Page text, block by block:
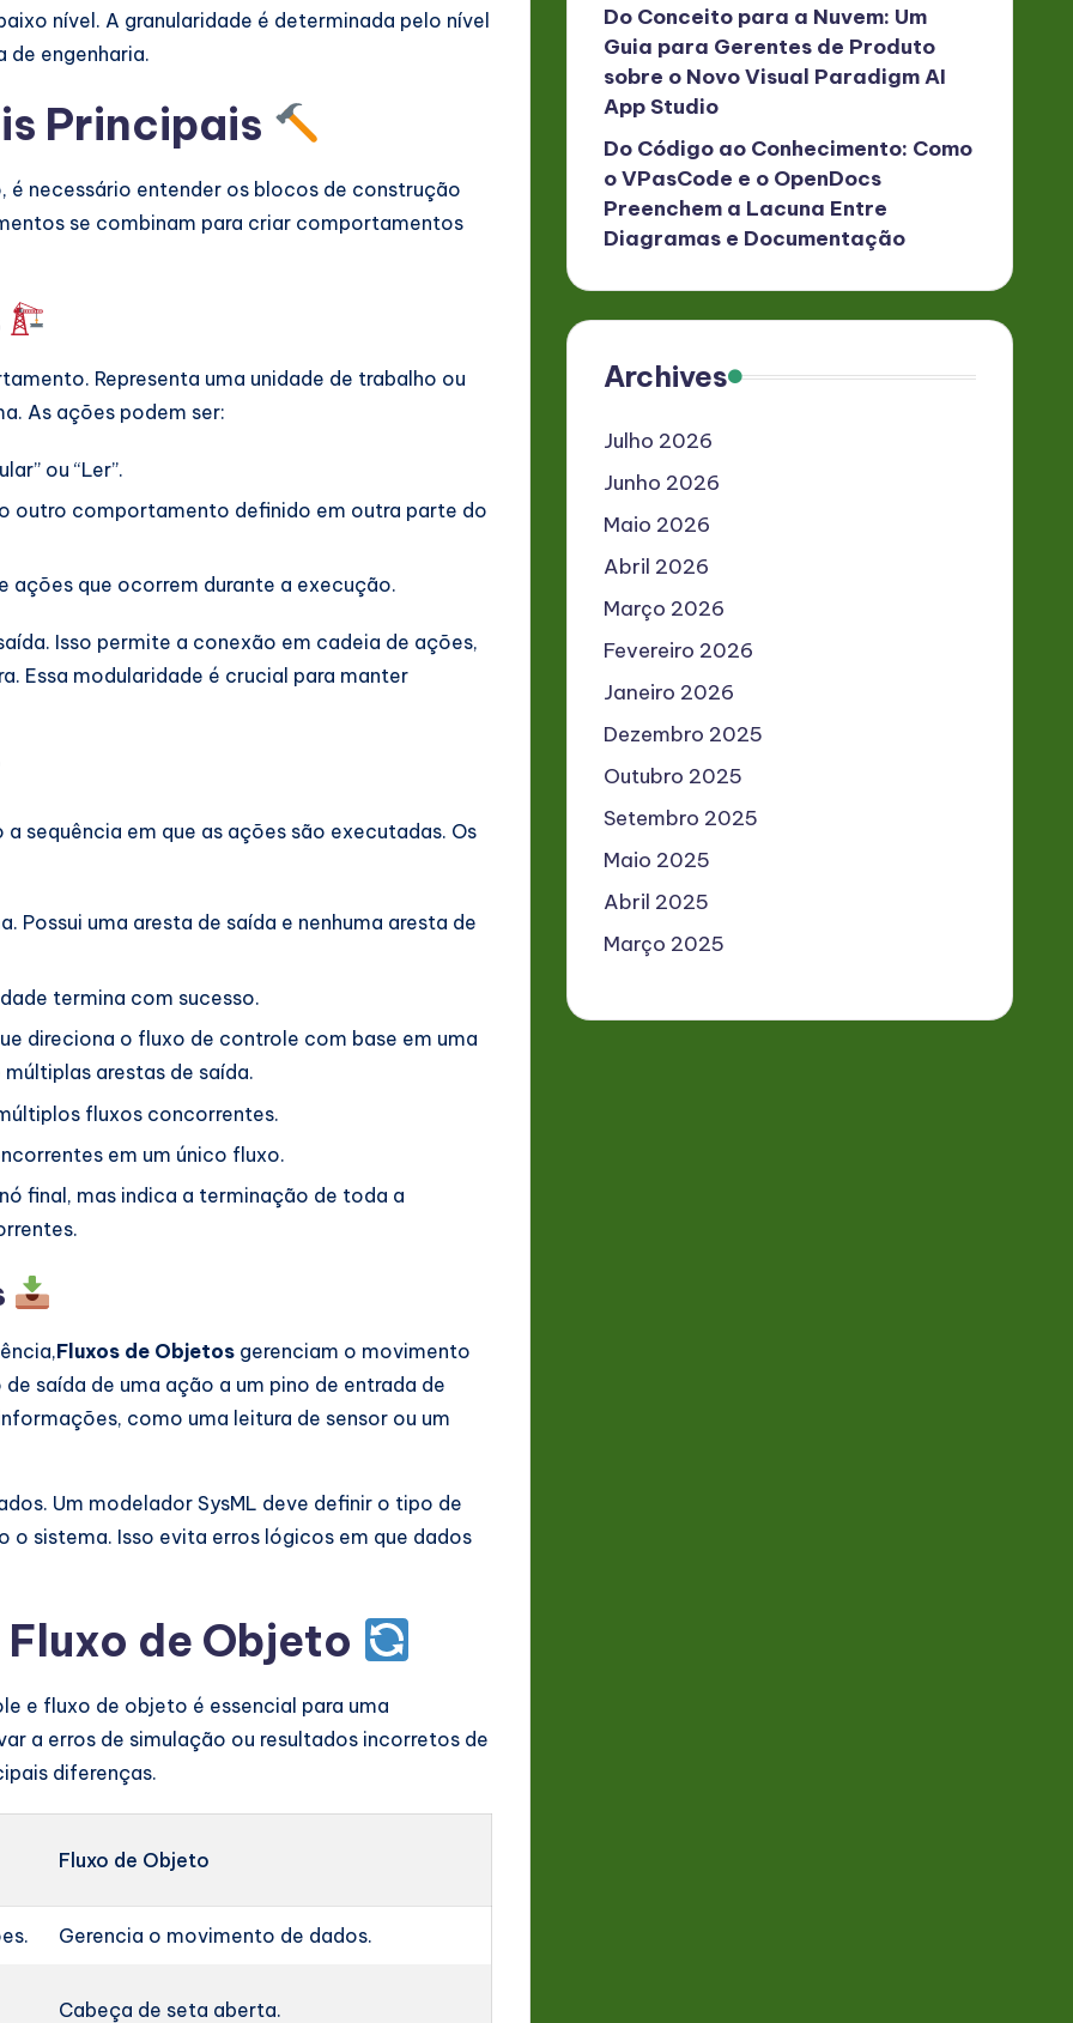
nível. A granularidade é determinada pelo nível
de engenharia.
Principais
é necessário entender os blocos de construção
se combinam para criar comportamentos
Representa uma unidade de trabalho ou
As ações podem ser:
ou “Ler”.
outro comportamento definido em outra parte do
ações que ocorrem durante a execução.
Isso permite a conexão em cadeia de ações,
Essa modularidade é crucial para manter
sequência em que as ações são executadas. Os
Possui uma aresta de saída e nenhuma aresta de
termina com sucesso.
direciona o fluxo de controle com base em uma
arestas de saída.
fluxos concorrentes.
em um único fluxo.
final, mas indica a terminação de toda a
Fluxos de Objetos gerenciam o movimento
saída de uma ação a um pino de entrada de
como uma leitura de sensor ou um
Um modelador SysML deve definir o tipo de
sistema. Isso evita erros lógicos em que dados
de Objeto
e fluxo de objeto é essencial para uma
a erros de simulação ou resultados incorretos de
diferenças.
Fluxo de Objeto
Gerencia o movimento de dados.
Cabeça de seta aberta.
Do Conceito para a Nuvem: Um
Guia para Gerentes de Produto
sobre o Novo Visual Paradigm AI
App Studio
Do Código ao Conhecimento: Como
o VPasCode e o OpenDocs
Preenchem a Lacuna Entre
Diagramas e Documentação
Archives
Julho 2026
Junho 2026
Maio 2026
Abril 2026
Março 2026
Fevereiro 2026
Janeiro 2026
Dezembro 2025
Outubro 2025
Setembro 2025
Maio 2025
Abril 2025
Março 2025